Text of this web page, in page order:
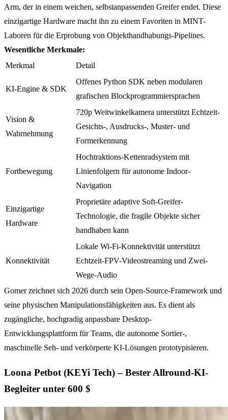
Arm, der in einem weichen, selbstanpassenden Greifer endet. Diese
einzigartige Hardware macht ihn zu einem Favoriten in MINT-
Laboren für die Erprobung von Objekthandhabungs-Pipelines.
Wesentliche Merkmale:
Merkmal
Detail
KI-Engine & SDK
Offenes Python SDK neben modularen
grafischen Blockprogrammiersprachen
Vision &
Wahrnehmung
720p Weitwinkelkamera unterstützt Echtzeit-
Gesichts-, Ausdrucks-, Muster- und
Formerkennung
Fortbewegung
Hochtraktions-Kettenradsystem mit
Linienfolgern für autonome Indoor-
Navigation
Einzigartige
Hardware
Proprietäre adaptive Soft-Greifer-
Technologie, die fragile Objekte sicher
handhaben kann
Konnektivität
Lokale Wi-Fi-Konnektivität unterstützt
Echtzeit-FPV-Videostreaming und Zwei-
Wege-Audio
Gomer zeichnet sich 2026 durch sein Open-Source-Framework und
seine physischen Manipulationsfähigkeiten aus. Es dient als
zugängliche, hochgradig anpassbare Desktop-
Entwicklungsplattform für Teams, die autonome Sortier-,
maschinelle Seh- und verkörperte KI-Lösungen prototypisieren.
Loona Petbot (KEYi Tech) – Bester Allround-KI-
Begleiter unter 600 $